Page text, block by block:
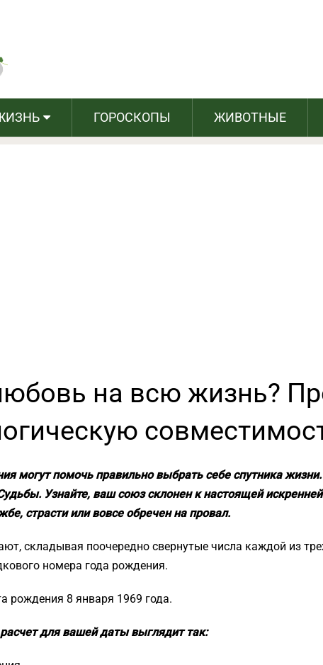
ГОРОСКОПЫ ЖИВОТНЫЕ
любовь на всю жизнь? Проверьте
на всю жизнь?
могут помочь правильно выбрать себе спутника
Узнайте, ваш союз склонен к настоящей
страсти или вовсе обречен на провал.
складывая поочередно свернутые числа каждой из
номера года рождения.
рождения 8 января 1969 года.
для вашей даты выглядит так: